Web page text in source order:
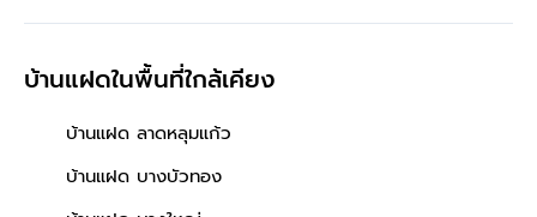
บ้านแฝดในพื้นที่ใกล้เคียง
บ้านแฝด ลาดหลุมแก้ว
บ้านแฝด บางบัวทอง